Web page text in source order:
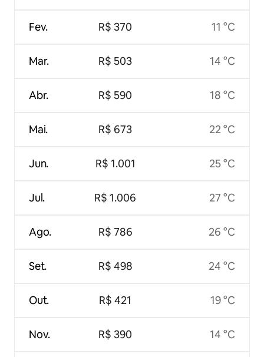
Fev.
Mar.
Abr.
Mai.
Jun.
Jul.
Ago.
Set.
Out.
Nov.
R$ 370
R$ 503
R$ 590
R$ 673
R$ 1.001
R$ 1.006
R$ 786
R$ 498
R$ 421
R$ 390
11 °C
14 °C
18 °C
22 °C
25 °C
27 °C
26 °C
24 °C
19 °C
14 °C